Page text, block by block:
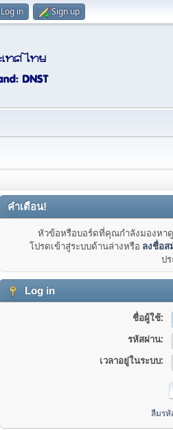
Log in Sign up
คำเตือน!
หัวข้อหรือบอร์ดที่คุณกำลังมองหา
โปรดเข้าสู่ระบบด้านล่างหรือ ลงชื่อ
ป
Log in
ชื่อผู้ใช้:
รหัสผ่าน:
เวลาอยู่ในระบบ:
ลืมรหั